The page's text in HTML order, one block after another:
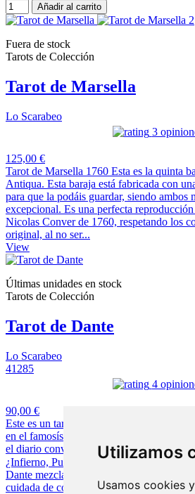
Utilizamos
Usamos cookies
Añadir al carrito
Fuera de stock
Tarots de Colección
Tarot de Marsella
Lo Scarabeo
3
125,00 €
Tarot de Marsella 1760 Esta es la quinta
Antiqua. Esta baraja está fabricada con
para que la podáis guardar, siendo ambos
excepcional. Es una perfecta
Nicolas Conver de 1760, respetando los
original, al no ser...
View
Últimas unidades en stock
Tarots de Colección
Tarot de Dante
Lo Scarabeo
41285
4
90,00 €
Este es un tarot de colección de los mas
en el famosísimo poeta Dante Algheri.
el diario convivir a lo largo de la vida en
¿Infierno, Purgatorio o Paraíso en una
Dante mezcla la solemnidad de la Divina
cuidada de colección:...